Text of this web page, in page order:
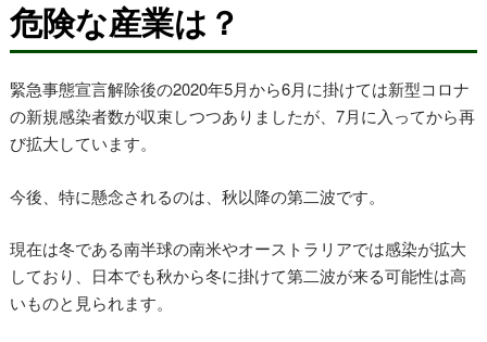
危険な産業は？
緊急事態宣言解除後の2020年5月から6月に掛けては新型コロナ
の新規感染者数が収束しつつありましたが、7月に入ってから再
び拡大しています。
今後、特に懸念されるのは、秋以降の第二波です。
現在は冬である南半球の南米やオーストラリアでは感染が拡大
しており、日本でも秋から冬に掛けて第二波が来る可能性は高
いものと見られます。